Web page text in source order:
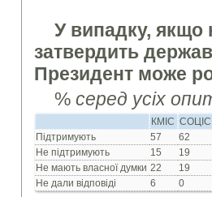
У випадку, якщо
затвердить
Президент може
%серед усіх
КМІС СОЦІС
Підтримують
57 62
Не підтримують
15 19
Не мають власної думки 22 19
Не дали відповіді
6 0